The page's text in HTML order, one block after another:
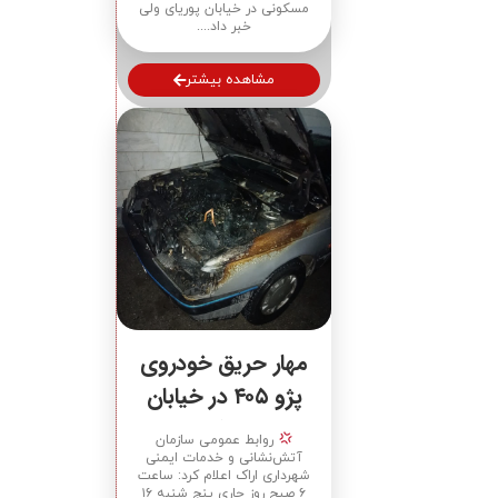
مسکونی در خیابان پوریای ولی
خبر داد....
مشاهده بیشتر
مهار حریق خودروی
پژو ۴۰۵ در خیابان
رودکی
روابط عمومی سازمان
آتش‌نشانی و خدمات ایمنی
شهرداری اراک اعلام کرد: ساعت
۶ صبح روز جاری پنج شنبه ۱۶